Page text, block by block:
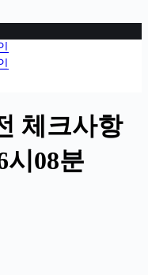
체크사항
시08분